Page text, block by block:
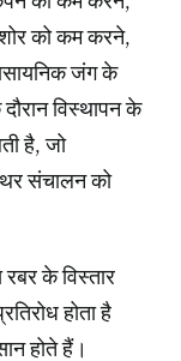
को कम करने,
जंग के
विस्थापन के
है, जो
संचालन को
रबर के विस्तार
होता है
होते हैं।